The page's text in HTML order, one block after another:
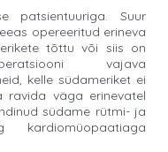
patsientuuriga. Suur
opereeritud erineva
tõttu või siis on
vajava
kelle südameriket ei
ravida väga erinevatel
südame rütmi- ja
kardiomüopaatiaga